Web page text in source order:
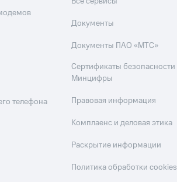
телефона
Документы
Документы ПАО «МТС»
Сертификаты безопасности
Минцифры
Правовая информация
Комплаенс и деловая этика
Раскрытие информации
Политика обработки cookies